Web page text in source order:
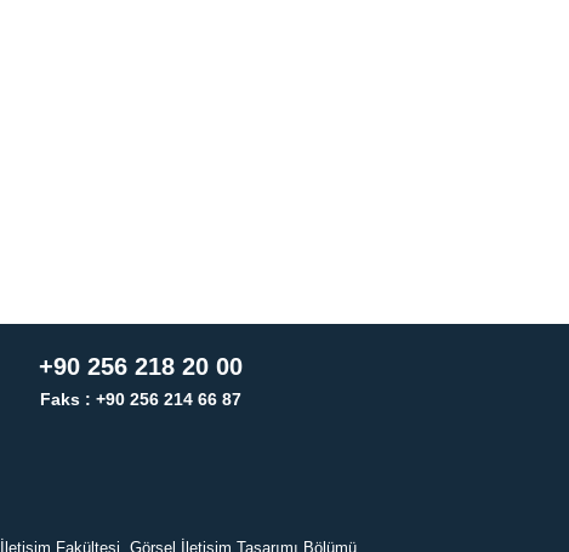
+90 256 218 20 00
Faks : +90 256 214 66 87
İletişim Fakültesi, Görsel İletişim Tasarımı Bölümü